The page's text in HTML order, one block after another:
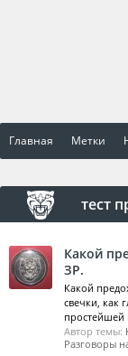
Главная Метки
тест
Какой
ЗР.
Какой
свечки, как
простейшей
Автор темы:
Разговоры